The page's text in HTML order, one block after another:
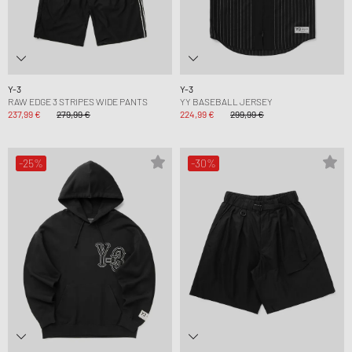
Y-3
RAW EDGE 3 STRIPES WIDE PANTS
237,99 €
279,99 €
Y-3
YY BASEBALL JERSEY
224,99 €
299,99 €
-25% -30%